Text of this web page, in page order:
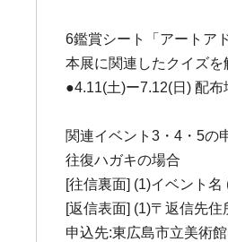
6鑑賞シート「アート
本展に関連したクイズを
●4.11(土)ー7.12(日) 配
関連イベント3・4・5の
往復ハガキの場合
[往信裏面] (1)イベント
[返信表面] (1)〒返信先住
申込先:東広島市立美術